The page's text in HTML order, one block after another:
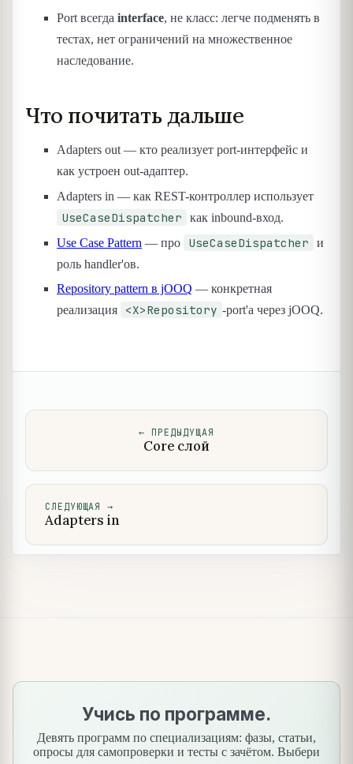
Port всегда interface, не класс: легче подменять в
тестах, нет ограничений на множественное
наследование.
Что почитать дальше
Adapters out — кто реализует port-интерфейс и
как устроен out-адаптер.
Adapters in — как REST-контроллер использует
UseCaseDispatcher
как inbound-вход.
Use Case Pattern — про UseCaseDispatcher
и
роль handler'ов.
Repository pattern в jOOQ — конкретная
реализация
<X>Repository -port'а через jOOQ.
← ПРЕДЫДУЩАЯ
Core слой
СЛЕДУЮЩАЯ →
Adapters in
Учись по программе.
Девять программ по специализациям: фазы, статьи,
опросы для самопроверки и тесты с зачётом. Выбери